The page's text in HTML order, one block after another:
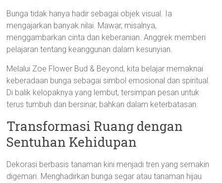
Bunga tidak hanya hadir sebagai objek visual. Ia
mengajarkan banyak nilai. Mawar, misalnya,
menggambarkan cinta dan keberanian. Anggrek memberi
pelajaran tentang keanggunan dalam kesunyian.
Melalui Zoe Flower Bud & Beyond, kita belajar memaknai
keberadaan bunga sebagai simbol emosional dan spiritual.
Di balik kelopaknya yang lembut, tersimpan pesan untuk
terus tumbuh dan bersinar, bahkan dalam keterbatasan.
Transformasi Ruang dengan
Sentuhan Kehidupan
Dekorasi berbasis tanaman kini menjadi tren yang semakin
digemari. Menghadirkan bunga segar atau tanaman hijau